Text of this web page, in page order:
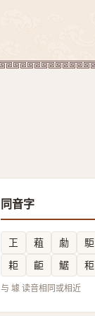
同音字
㠪 蒩 勮 駏
耟
䶙 䱟 秬
与 壉 读音相同或相近